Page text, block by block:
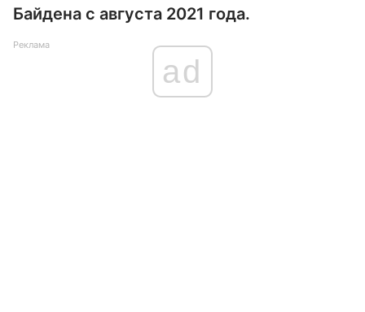
Байдена с августа 2021 года.
Реклама
ad